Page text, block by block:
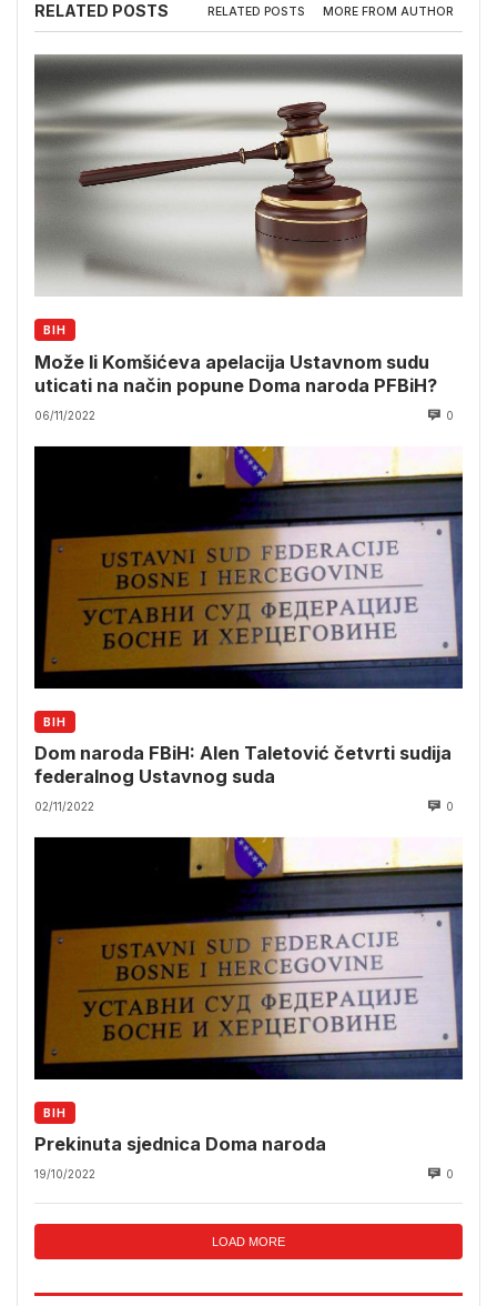
RELATED POSTS RELATED POSTS MORE FROM AUTHOR
BIH
Može li Komšićeva apelacija Ustavnom sudu
uticati na način popune Doma naroda PFBiH?
06/11/2022 0
BIH
Dom naroda FBiH: Alen Taletović četvrti sudija
federalnog Ustavnog suda
02/11/2022 0
BIH
Prekinuta sjednica Doma naroda
19/10/2022 0
LOAD MORE